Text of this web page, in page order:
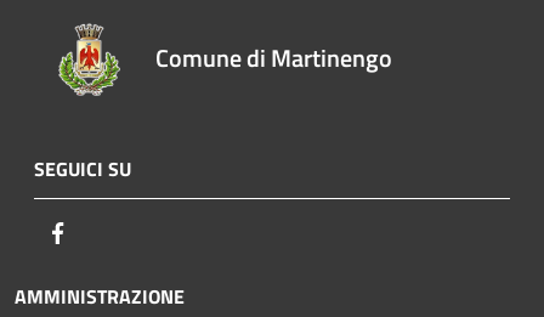
Comune di Martinengo
SEGUICI SU
AMMINISTRAZIONE